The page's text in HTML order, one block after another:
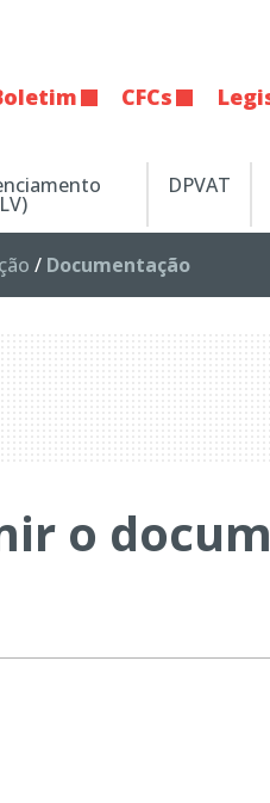
CFCs
DPVAT
/ Documentação
o